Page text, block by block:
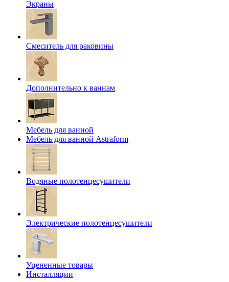
Экраны
Смеситель для раковины
Дополнительно к ваннам
Мебель для ванной
Мебель для ванной Astraform
Водяные полотенцесушители
Электрические полотенцесушители
Уцененные товары
Инсталляции